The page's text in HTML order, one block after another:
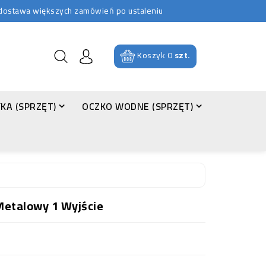
większych zamówień po ustaleniu
Koszyk0szt.
(SPRZĘT)
OCZKO WODNE (SPRZĘT)
1 Wyjście